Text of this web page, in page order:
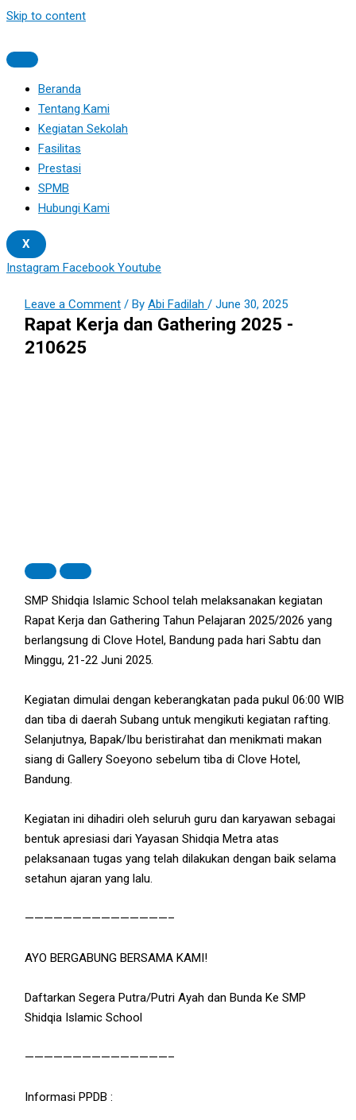
Skip to content
Beranda
Tentang Kami
Kegiatan Sekolah
Fasilitas
Prestasi
SPMB
Hubungi Kami
X
Instagram Facebook Youtube
Leave a Comment / ByAbi Fadilah/June 30, 2025
Rapat Kerja dan Gathering 2025 -
210625
SMP Shidqia Islamic School telah melaksanakan kegiatan
Rapat Kerja dan Gathering Tahun Pelajaran 2025/2026 yang
berlangsung di Clove Hotel, Bandung pada hari Sabtu dan
Minggu, 21-22 Juni 2025.
Kegiatan dimulai dengan keberangkatan pada pukul 06:00 WIB
dan tiba di daerah Subang untuk mengikuti kegiatan rafting.
Selanjutnya, Bapak/Ibu beristirahat dan menikmati makan
siang di Gallery Soeyono sebelum tiba di Clove Hotel,
Bandung.
Kegiatan ini dihadiri oleh seluruh guru dan karyawan sebagai
bentuk apresiasi dari Yayasan Shidqia Metra atas
pelaksanaan tugas yang telah dilakukan dengan baik selama
setahun ajaran yang lalu.
———————————————–
AYO BERGABUNG BERSAMA KAMI!
Daftarkan Segera Putra/Putri Ayah dan Bunda Ke SMP
Shidqia Islamic School
———————————————–
Informasi PPDB :